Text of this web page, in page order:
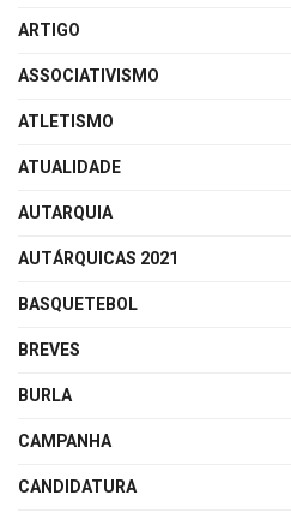
ARTIGO
ASSOCIATIVISMO
ATLETISMO
ATUALIDADE
AUTARQUIA
AUTÁRQUICAS 2021
BASQUETEBOL
BREVES
BURLA
CAMPANHA
CANDIDATURA